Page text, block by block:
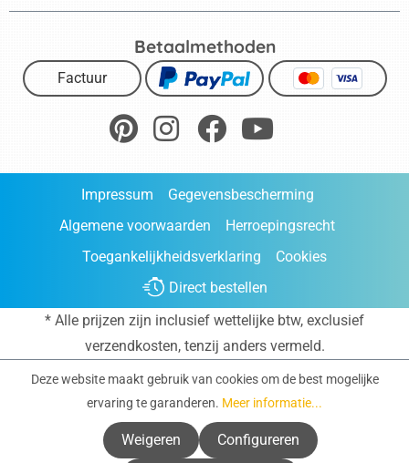
Betaalmethoden
Factuur
Impressum
Gegevensbescherming
Algemene voorwaarden
Herroepingsrecht
Toegankelijkheidsverklaring
Cookies
Direct bestellen
* Alle prijzen zijn inclusief wettelijke btw, exclusief
verzendkosten, tenzij anders vermeld.
Deze website maakt gebruik van cookies om de best mogelijke
ervaring te garanderen. Meer informatie...
Weigeren Configureren